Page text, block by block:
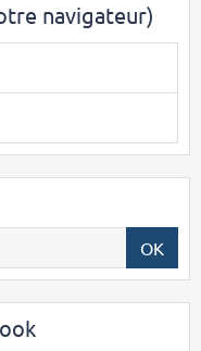
navigateur)
OK